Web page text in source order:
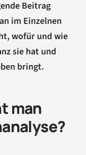
Beitrag
im Einzelnen
wofür und wie
sie hat und
bringt.
man